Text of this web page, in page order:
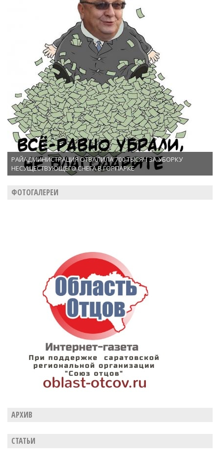
РАЙАДМИНИСТРАЦИЯ ОТВАЛИЛА 700 ТЫСЯЧ ЗА УБОРКУ
НЕСУЩЕСТВУЮЩЕГО СНЕГА В ГОРПАРКЕ
ФОТОГАЛЕРЕИ
АРХИВ
СТАТЬИ